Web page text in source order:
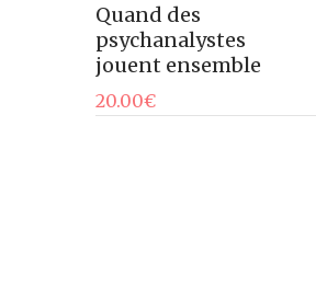
Quand des
psychanalystes
jouent ensemble
20.00€